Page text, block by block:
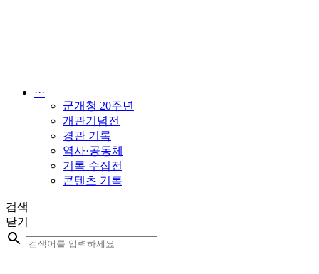
···
군개청 20주년
개관기념전
경관 기록
역사·공동체
기록 수집전
콘텐츠 기록
검색
닫기
Search